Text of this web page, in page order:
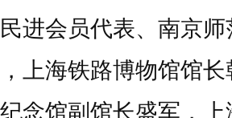
进会员代表、南京
上海铁路博物馆馆
念馆副馆长盛军，